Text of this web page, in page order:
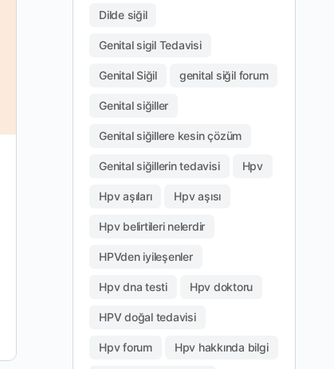
Dikkat HPV Virüsü!
Dikkat HPV Virüsü! Dikkat HPV Virüsü!, HPVye
dikkat edin tedavi olun, Genital siğillere dikkat
HPV Aşı tedavisi yorumları.…
nedir
Dilde siğil
Genital sigil Tedavisi
Genital Siğil genital siğil forum
Genital siğiller
Genital siğillere kesin çözüm
Genital siğillerin tedavisi Hpv
Hpv aşıları Hpv aşısı
Hpv belirtileri nelerdir
HPVden iyileşenler
Hpv dna testi Hpv doktoru
HPV doğal tedavisi
Hpv forum Hpv hakkında bilgi